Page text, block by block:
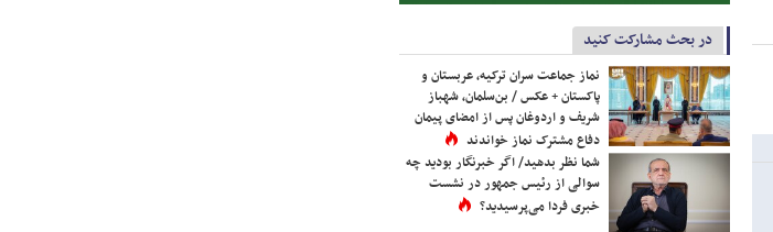
در بحث مشارکت کنید
نماز جماعت سران ترکیه، عربستان و
پاکستان + عکس / بن‌سلمان، شهباز
شریف و اردوغان پس از امضای پیمان
دفاع مشترک نماز خواندند
شما نظر بدهید/ اگر خبرنگار بودید چه
سوالی از رئیس جمهور در نشست
خبری فردا می‌پرسیدید؟